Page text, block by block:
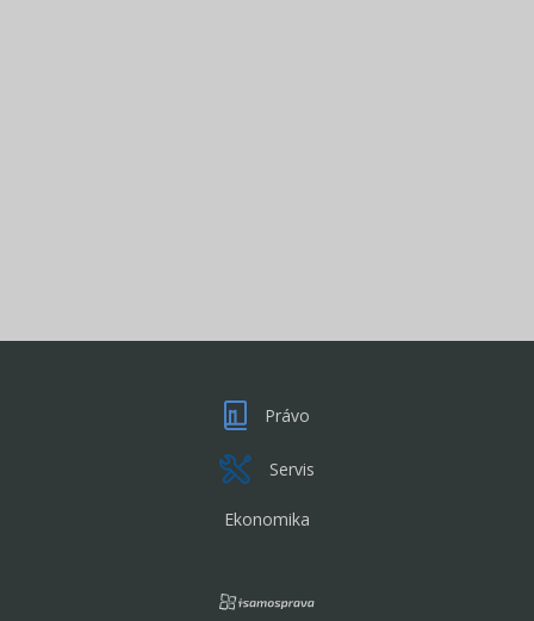
Právo
Servis
Ekonomika